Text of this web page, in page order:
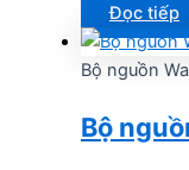
Đọc tiếp
Bộ nguồn
Bộ